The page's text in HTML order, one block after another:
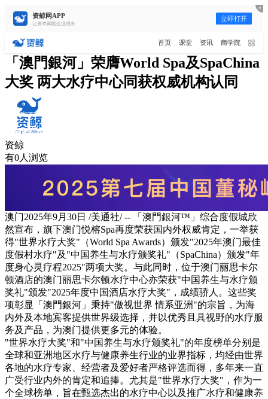
资鲸网APP
让资本赋能企业成长
立即打开
首页 课堂 资讯 商学院
政府园区 行业峰会
为你推荐
资鲸精选 | 127页PPT，读懂复
星、平安、腾讯、比亚迪、碧桂
园等66位超级商业巨头未来产业
布局！（非常值得收藏！）
11-01
资鲸精选 | 迈瑞医疗上市：是王者
归来，还是“毒角兽”降临？
09-29
短视频用户规模超2.4亿 商业模式
仍处于探索当中
07-24
腾讯与马化腾：腾讯五虎是如何
分配股权的
08-01
资鲸精选 | Airbnb天使轮融资BP只
有这14页，但足以打动投资人
11-21
「澳門銀河」荣膺World Spa及SpaChina
大奖 两大水疗中心同获权威机构认同
资鲸
有0人浏览
澳门2025年9月30日 /美通社/ -- 「澳門銀河™」综合度假城欣
然宣布，旗下澳门悦榕Spa再度荣获国内外权威肯定，一举获
得"世界水疗大奖"（World Spa Awards）颁发"2025年澳门最佳
度假村水疗"及"中国养生与水疗颁奖礼"（SpaChina）颁发"年
度身心灵疗程2025"两项大奖。与此同时，位于澳门丽思卡尔
顿酒店的澳门丽思卡尔顿水疗中心亦荣获"中国养生与水疗颁
奖礼"颁发"2025年度中国酒店水疗大奖"，成绩骄人。这些奖
项彰显「澳門銀河」秉持"傲视世界 情系亚洲"的宗旨，为海
内外及本地宾客提供世界级选择，并以优秀且具视野的水疗服
务及产品，为澳门提供更多元的体验。
"世界水疗大奖"和"中国养生与水疗颁奖礼"的年度榜单分别是
全球和亚洲地区水疗与健康养生行业的业界指标，均经由世界
各地的水疗专家、经营者及爱好者严格评选而得，多年来一直
广受行业内外的肯定和追捧。尤其是"世界水疗大奖"，作为一
个全球榜单，旨在甄选杰出的水疗中心以及推广水疗和健康养